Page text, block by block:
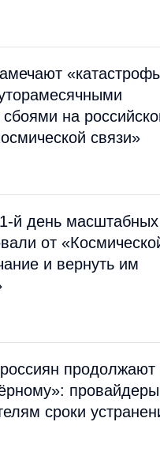
на
связи»
й день
от
и вернуть им
продолжают
сроки